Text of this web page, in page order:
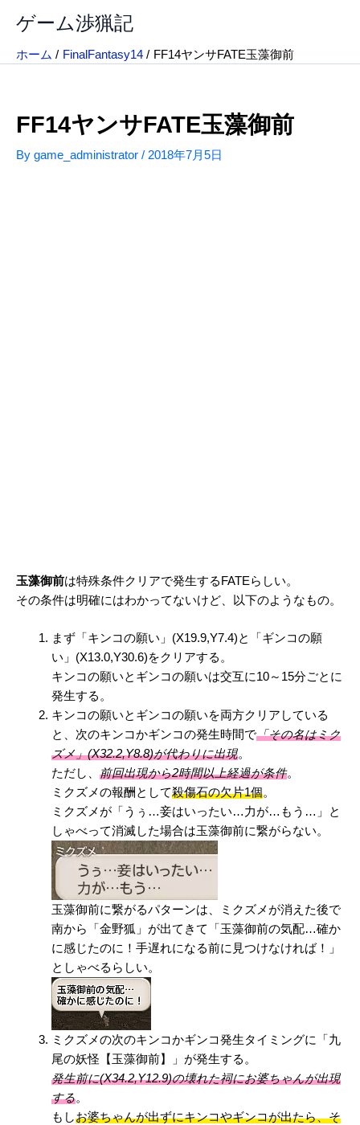
ス
ゲーム渉猟記
ホーム FinalFantasy14 FF14ヤンサFATE玉藻御前
FF14ヤンサFATE玉藻御前
By game_administrator / 2018年7月5日
玉藻御前は特殊条件クリアで発生するFATEらしい。
その条件は明確にはわかってないけど、以下のようなもの。
まず「キンコの願い」(X19.9,Y7.4)と「ギンコの願
い」(X13.0,Y30.6)をクリアする。
キンコの願いとギンコの願いは交互に10～15分ごとに
発生する。
キンコの願いとギンコの願いを両方クリアしている
と、次のキンコかギンコの発生時間で「その名はミク
ズメ」(X32.2,Y8.8)が代わりに出現。
ただし、 前回出現から2時間以上経過が条件。
ミクズメの報酬として殺傷石の欠片1個。
ミクズメが「うぅ…妾はいったい…力が…もう…」と
しゃべって消滅した場合は玉藻御前に繋がらない。
玉藻御前に繋がるパターンは、ミクズメが消えた後で
南から「金野狐」が出てきて「玉藻御前の気配…確か
に感じたのに！手遅れになる前に見つけなければ！」
としゃべるらしい。
ミクズメの次のキンコかギンコ発生タイミングに「九
尾の妖怪【玉藻御前】」が発生する。
発生前に(X34.2,Y12.9)の壊れた祠にお婆ちゃんが出現
する。
もしお婆ちゃんが出ずにキンコやギンコが出たら、そ